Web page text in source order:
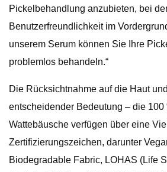
Pickelbehandlung anzubieten, bei
Benutzerfreundlichkeit im
unserem Serum können Sie Ihre
problemlos behandeln.“
Die Rücksichtnahme auf die Haut
entscheidender Bedeutung – die 100
Wattebäusche verfügen über eine
Zertifizierungszeichen, darunter
Biodegradable Fabric, LOHAS (Life